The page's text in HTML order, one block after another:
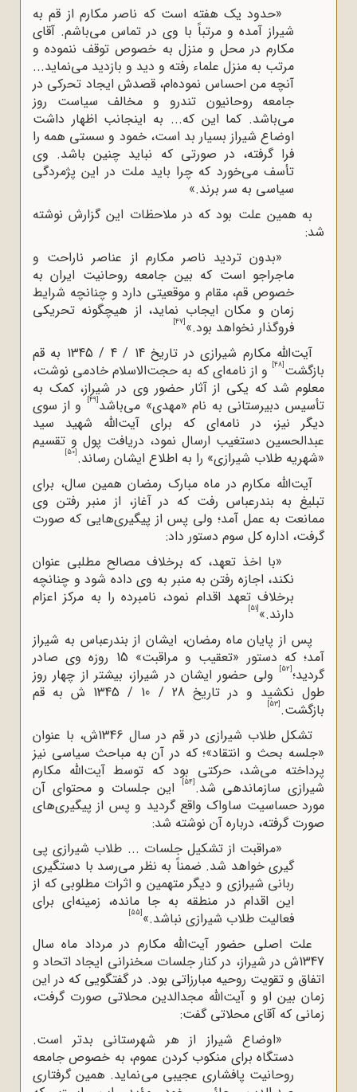
«حدود یک هفته است که ناصر مکارم از قم به
شیراز‌ آمده و مرتباً با وی در تماس می‌باشم. آقای
مکارم در محل و منزل به خصوص توقف ننموده و
مرتب به منزل علماء رفته و دید و بازدید مینماید...
آنچه من احساس نموده‌ام، قصدش ایجاد تحرکی در
جامعه روحانیون تندرو و مخالف سیاست روز
میباشد. کما این که... به اینجانب اظهار داشت
اوضاع شیراز بسیار بد است، خمود و سستی همه را
فرا گرفته، در صورتی که نباید چنین باشد. وی
تأسف میخورد که چرا باید ملت در این پژمردگی
سیاسی به سر برند.»
به همین علت بود که در ملاحظات این گزارش نوشته
شد:
«بدون تردید ناصر مکارم از عناصر ناراحت و
ماجراجو است که بین جامعه روحانیت ایران به
خصوص قم، مقام و موقعیتی دارد و چنانچه شرایط
زمان و مکان ایجاب نماید، از هیچگونه تحریکی
فروگذار نخواهد بود.»[47]
آیت‌الله‌ مکارم شیرازی در تاریخ 14 / 4 / 1345 به قم
بازگشت[48] و از نامه‌ای که به حجت‌الاسلام خادمی نوشت،
معلوم شد که یکی از آثار حضور وی در شیراز، کمک به
تأسیس دبیرستانی به نام «مهدی» می‌باشد[49]
و از سوی
دیگر نیز، در نامه‌ای که برای آیت‌الله‌ شهید سید
عبدالحسین دستغیب ارسال نمود، دریافت پول و تقسیم
«شهریه طلاب شیرازی» را به اطلاع ایشان رساند.[50]
آیت‌الله‌ مکارم در ماه مبارک رمضان همین سال، برای
تبلیغ به بندرعباس رفت که در آغاز، از منبر رفتن وی
ممانعت به عمل آمد؛ ولی پس از پیگیری‌هایی که صورت
گرفت، اداره کل سوم دستور داد:
«با اخذ تعهد، که برخلاف مصالح مطلبی عنوان
نکند، اجازه رفتن به منبر به وی داده شود و چنانچه
برخلاف تعهد اقدام نمود، نامبرده را به مرکز اعزام
دارند.»[51]
پس از پایان ماه رمضان، ایشان از بندرعباس به شیراز‌
آمد؛ که دستور «تعقیب و مراقبت» 15 روزه وی صادر
گردید؛[52]
ولی حضور ایشان در شیراز، بیشتر از چهار روز
طول نکشید و در تاریخ 28 / 10 / 1345 ش به قم
بازگشت.[53]
تشکل طلاب شیرازی در قم در سال 1346ش، با عنوان
«جلسه بحث و انتقاد»؛ که در آن به مباحث سیاسی نیز
پرداخته می‌شد، حرکتی بود که توسط آیت‌الله‌ مکارم
شیرازی سازماندهی شد.[54]
این جلسات و محتوای آن
مورد حساسیت ساواک واقع گردید و پس از پیگیری‌های
صورت گرفته، درباره آن نوشته شد:
«مراقبت از تشکیل جلسات ... طلاب شیرازی پی
گیری خواهد شد. ضمناً به نظر می‌رسد با دستگیری
ربانی شیرازی و دیگر متهمین و اثرات مطلوبی که از
این اقدام در منطقه به جا مانده، زمینهای برای
فعالیت طلاب شیرازی نباشد.»[55]
علت اصلی حضور آیت‌الله‌ مکارم در مرداد ماه سال
1347ش در شیراز، در کنار جلسات سخنرانی ایجاد اتحاد و
اتفاق و تقویت روحیه مبارزاتی بود. در گفتگویی که در این
زمان بین او و آیت‌الله‌ مجدالدین محلاتی صورت گرفت،
زمانی که آقای محلاتی گفت:
«اوضاع شیراز از هر شهرستانی بدتر است.
دستگاه برای منکوب کردن عموم، به خصوص جامعه
روحانیت پافشاری عجیبی مینماید. همین گرفتاری